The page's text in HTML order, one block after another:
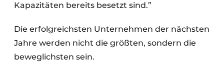
Kapazitäten bereits besetzt sind.”
Die erfolgreichsten Unternehmen der nächsten
Jahre werden nicht die größten, sondern die
beweglichsten sein.